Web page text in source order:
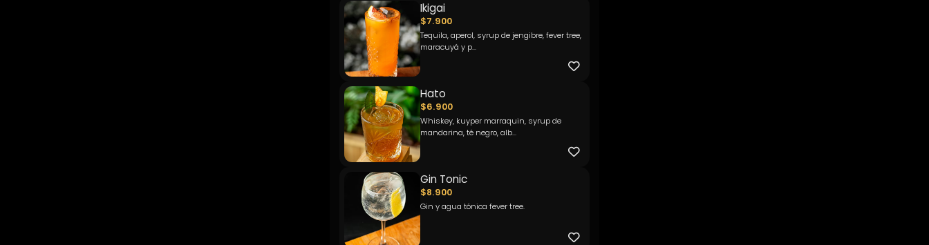
Ikigai
$7.900
Tequila, aperol, syrup de jengibre, fever tree,
maracuyá y p...
Hato
$6.900
Whiskey, kuyper marraquin, syrup de
mandarina, té negro, alb...
Gin Tonic
$8.900
Gin y agua tónica fever tree.